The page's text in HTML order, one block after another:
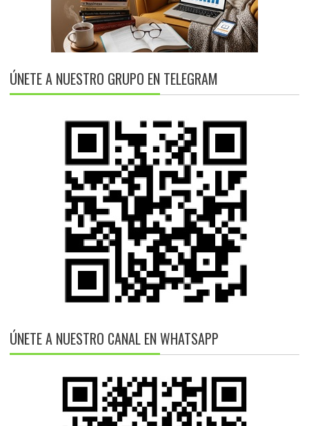
ÚNETE A NUESTRO GRUPO EN TELEGRAM
ÚNETE A NUESTRO CANAL EN WHATSAPP